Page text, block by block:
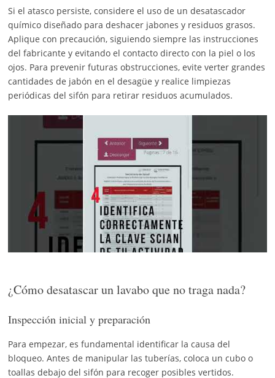
Si el atasco persiste, considere el uso de un desatascador
químico diseñado para deshacer jabones y residuos grasos.
Aplique con precaución, siguiendo siempre las instrucciones
del fabricante y evitando el contacto directo con la piel o los
ojos. Para prevenir futuras obstrucciones, evite verter grandes
cantidades de jabón en el desagüe y realice limpiezas
periódicas del sifón para retirar residuos acumulados.
¿Cómo desatascar un lavabo que no traga nada?
Inspección inicial y preparación
Para empezar, es fundamental identificar la causa del
bloqueo. Antes de manipular las tuberías, coloca un cubo o
toallas debajo del sifón para recoger posibles vertidos.